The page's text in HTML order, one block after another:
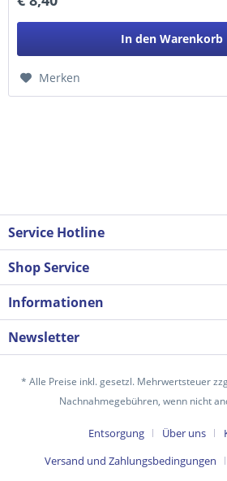
In den Warenkorb
Merken
Service Hotline
Shop Service
Informationen
Newsletter
* Alle Preise inkl. gesetzl. Mehrwertsteuer
Nachnahmegebühren, wenn nicht
Entsorgung Über uns
Versand und Zahlungsbedingungen